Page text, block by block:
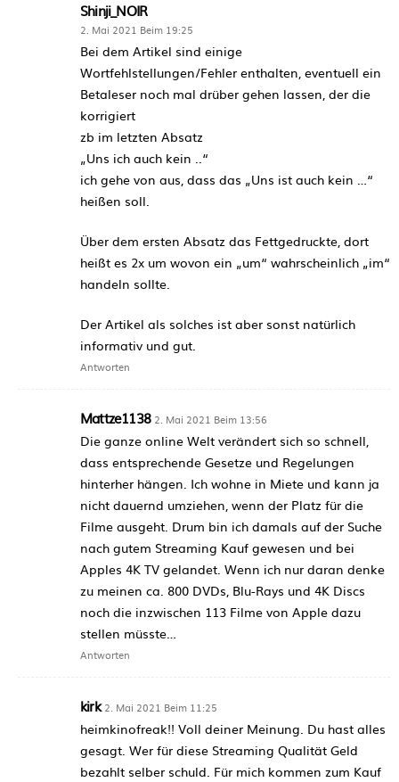
Shinji_NOIR
2. Mai 2021 Beim 19:25
Bei dem Artikel sind einige
Wortfehlstellungen/Fehler enthalten, eventuell ein
Betaleser noch mal drüber gehen lassen, der die
korrigiert
zb im letzten Absatz
„Uns ich auch kein ..“
ich gehe von aus, dass das „Uns ist auch kein …“
heißen soll.
Über dem ersten Absatz das Fettgedruckte, dort
heißt es 2x um wovon ein „um“ wahrscheinlich „im“
handeln sollte.
Der Artikel als solches ist aber sonst natürlich
informativ und gut.
Antworten
Mattze1138 2. Mai 2021 Beim 13:56
Die ganze online Welt verändert sich so schnell,
dass entsprechende Gesetze und Regelungen
hinterher hängen. Ich wohne in Miete und kann ja
nicht dauernd umziehen, wenn der Platz für die
Filme ausgeht. Drum bin ich damals auf der Suche
nach gutem Streaming Kauf gewesen und bei
Apples 4K TV gelandet. Wenn ich nur daran denke
zu meinen ca. 800 DVDs, Blu-Rays und 4K Discs
noch die inzwischen 113 Filme von Apple dazu
stellen müsste…
Antworten
kirk 2. Mai 2021 Beim 11:25
heimkinofreak!! Voll deiner Meinung. Du hast alles
gesagt. Wer für diese Streaming Qualität Geld
bezahlt selber schuld. Für mich kommen zum Kauf